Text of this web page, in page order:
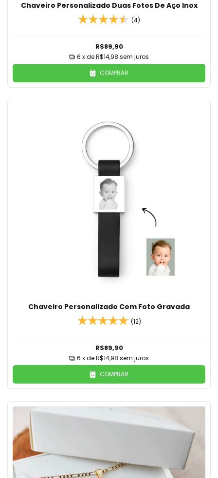
Chaveiro Personalizado Duas Fotos De Aço Inox
(4)
R$89,90
6 x deR$14,98 sem juros
COMPRAR
Chaveiro Personalizado Com Foto Gravada
(12)
R$89,90
6 x deR$14,98 sem juros
COMPRAR